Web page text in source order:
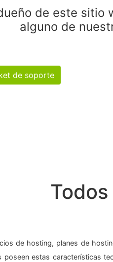
de este sitio
alguno de
de soporte
de hosting, planes de
poseen estas características